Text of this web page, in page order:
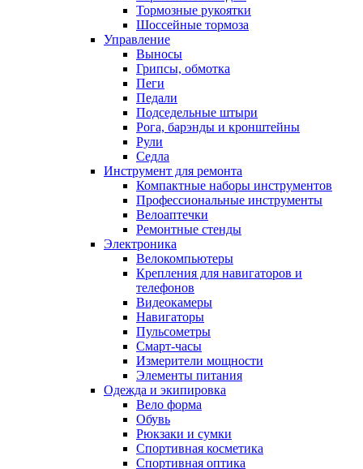
Тормозные рукоятки
Шоссейные тормоза
Управление
Выносы
Грипсы, обмотка
Пеги
Педали
Подседельные штыри
Рога, барэнды и кронштейны
Рули
Седла
Инструмент для ремонта
Компактные наборы инструментов
Профессиональные инструменты
Велоаптечки
Ремонтные стенды
Электроника
Велокомпьютеры
Крепления для навигаторов и
телефонов
Видеокамеры
Навигаторы
Пульсометры
Смарт-часы
Измерители мощности
Элементы питания
Одежда и экипировка
Вело форма
Обувь
Рюкзаки и сумки
Спортивная косметика
Спортивная оптика